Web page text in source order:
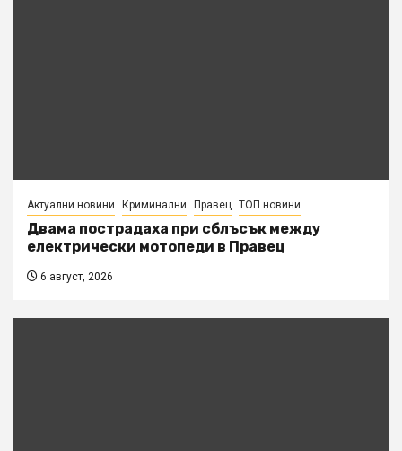
Актуални новини Криминални Правец ТОП новини
Двама пострадаха при сблъсък между
електрически мотопеди в Правец
6 август, 2026